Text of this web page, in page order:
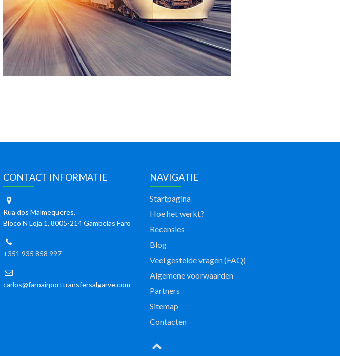
CONTACT INFORMATIE
Rua dos Malmequeres,
Bloco N Loja 1, 8005-214 Gambelas Faro
+351 935 858 997
carlos@faroairporttransfersalgarve.com
NAVIGATIE
Startpagina
Hoe het werkt?
Recensies
Blog
Veel gestelde vragen (FAQ)
Algemene voorwaarden
Partners
Sitemap
Contacten